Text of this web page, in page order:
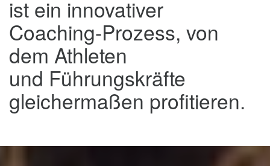
ist ein innovativer
Coaching-Prozess, von
dem Athleten
und Führungskräfte
gleichermaßen profitieren.